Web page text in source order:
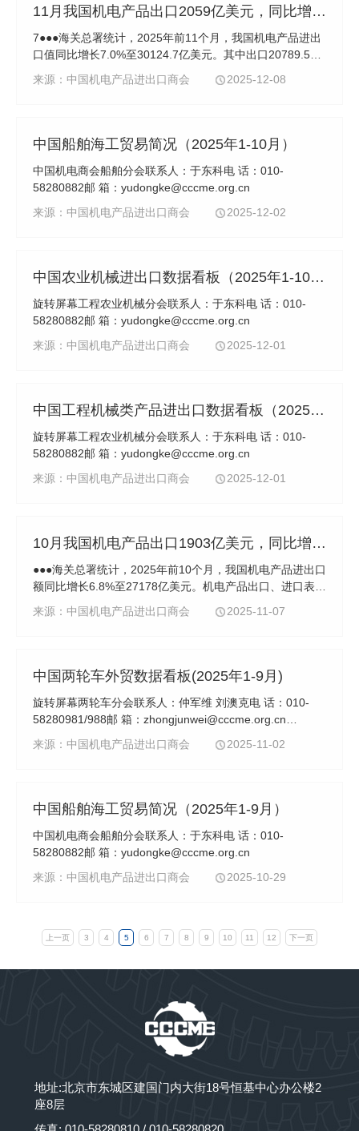
11月我国机电产品出口2059亿美元，同比增长9.8%
7●●●海关总署统计，2025年前11个月，我国机电产品进出
口值同比增长7.0%至30124.7亿美元。其中出口20789.5亿
美元，同比增长8.0%，拉动全商品出口增长4.7个百分点；
进口9335.2亿美元，同比增长4.8%，拉动全商品进口...
来源：中国机电产品进出口商会 2025-12-08
中国船舶海工贸易简况（2025年1-10月）
中国机电商会船舶分会联系人：于东科电 话：010-
58280882邮 箱：yudongke@cccme.org.cn
来源：中国机电产品进出口商会
2025-12-02
中国农业机械进出口数据看板（2025年1-10月）
旋转屏幕工程农业机械分会联系人：于东科电 话：010-
58280882邮 箱：yudongke@cccme.org.cn
来源：中国机电产品进出口商会
2025-12-01
中国工程机械类产品进出口数据看板（2025年1-10月）
旋转屏幕工程农业机械分会联系人：于东科电 话：010-
58280882邮 箱：yudongke@cccme.org.cn
来源：中国机电产品进出口商会
2025-12-01
10月我国机电产品出口1903亿美元，同比增长1.3%
●●●海关总署统计，2025年前10个月，我国机电产品进出口
额同比增长6.8%至27178亿美元。机电产品出口、进口表现
均优于全商品，其中出口18731.4亿美元，同比增长7.8%，
拉动全商品出口增长4.6个百分点；进口8446.6亿...
来源：中国机电产品进出口商会 2025-11-07
中国两轮车外贸数据看板(2025年1-9月)
旋转屏幕两轮车分会联系人：仲军维 刘澳克电 话：010-
58280981/988邮 箱：zhongjunwei@cccme.org.cn
liuaoke@cccme.org.cn
来源：中国机电产品进出口商会 2025-11-02
中国船舶海工贸易简况（2025年1-9月）
中国机电商会船舶分会联系人：于东科电 话：010-
58280882邮 箱：yudongke@cccme.org.cn
来源：中国机电产品进出口商会
2025-10-29
上一页 3 4 5 6 7 8 9 10 11 12 下一页
地址:北京市东城区建国门内大街18号恒基中心办公楼2
座8层